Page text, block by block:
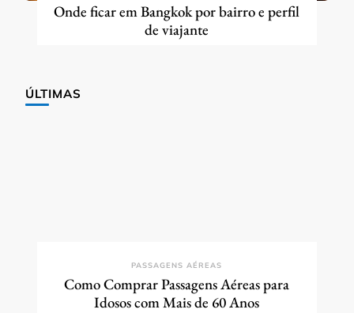
Onde ficar em Bangkok por bairro e perfil
de viajante
ÚLTIMAS
PASSAGENS AÉREAS
Como Comprar Passagens Aéreas para
Idosos com Mais de 60 Anos